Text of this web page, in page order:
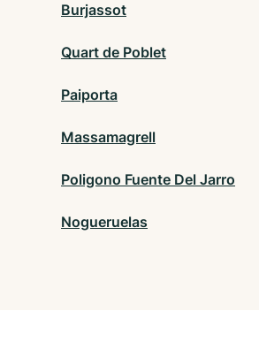
Burjassot
Quart de Poblet
Paiporta
Massamagrell
Poligono Fuente Del Jarro
Nogueruelas